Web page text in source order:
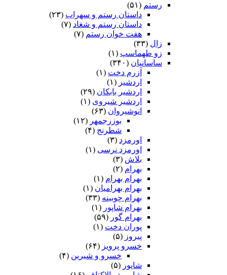
رستم (۵۱)
داستان رستم و سهراب (۲۳)
داستان رستم و شغاد (۷)
هفت خوان رستم‏ (۷)
زال (۳۳)
زو طهماسپ‏ (۱)
ساسانیان (۳۴۰)
آزرم دخت (۱)
اردشیر (۱)
اردشیر بابکان (۲۹)
اردشیر شیروی (۱)
انوشیروان (۶۳)
بوزرجمهر (۱۲)
شطرنج (۴)
اورمزد (۳)
اورمزد نرسى‏ (۱)
بلاش (۳)
بهرام (۲)
بهرام بهرام (۱)
بهرام بهرامیان‏ (۱)
بهرام چوبینه (۳۳)
بهرام شاپور (۱)
بهرام گور (۵۹)
پوران دخت (۱)
پیروز (۵)
خسرو پرویز (۶۴)
خسرو و شیرین (۴)
شاپور (۵)